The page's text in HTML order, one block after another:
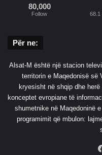
80,000
Follow 68.1
Për ne:
Alsat-M është një stacion
territorin e Maqedonisë së
kryesisht në shqip dhe
konceptet evropiane të
shumetnike në Maqedoninë
programimit që mbulon: